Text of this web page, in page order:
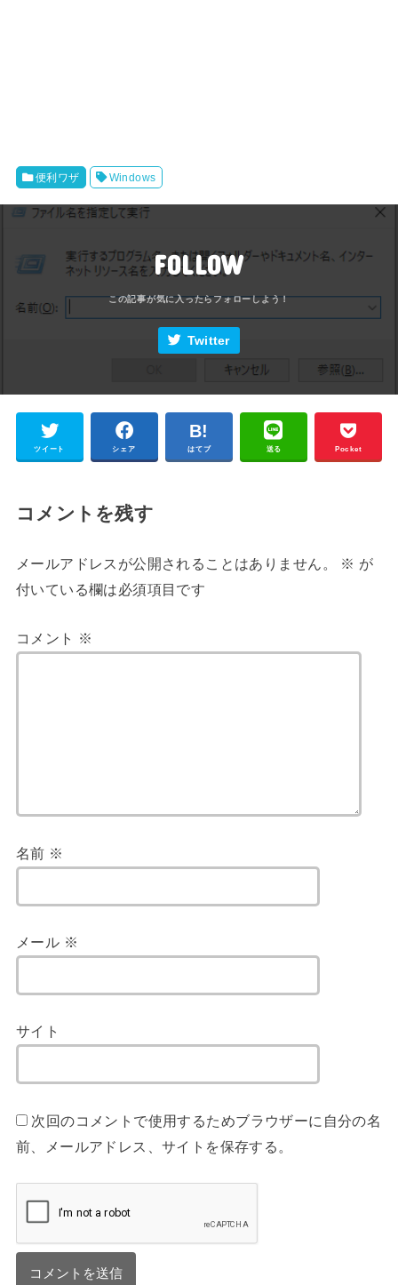
便利ワザ Windows
FOLLOW
Twitter
ツイート シェア はてブ 送る Pocket
コメントを残す
メールアドレスが公開されることはありません。 ※ が
付いている欄は必須項目です
コメント ※
名前 ※
メール ※
サイト
次回のコメントで使用するためブラウザーに自分の名
前、メールアドレス、サイトを保存する。